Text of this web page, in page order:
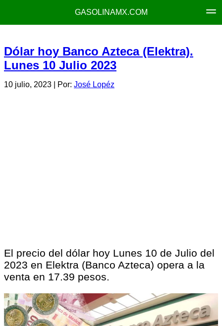
GASOLINAMX.COM
Dólar hoy Banco Azteca (Elektra).
Lunes 10 Julio 2023
10 julio, 2023 | Por: José Lopéz
El precio del dólar hoy Lunes 10 de Julio del
2023 en Elektra (Banco Azteca) opera a la
venta en 17.39 pesos.